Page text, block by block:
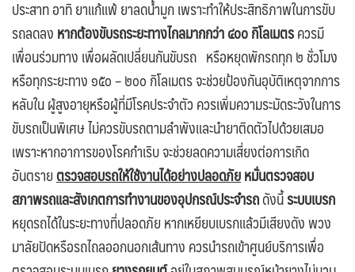
ประสาท อาทิ ยาแก้แพ้ ยาลดน้ำมูก เพราะทำให้ประสิทธิภาพในการขับ
รถลดลงหากต้องขับรถระยะทางไกลมากกว่า ๔๐๐ กิโลเมตรควรมี
เพื่อนร่วมทาง เพื่อผลัดเปลี่ยนกันขับรถ หรือหยุดพักรถทุก ๒ ชั่วโมง
หรือทุกระยะทาง ๑๕๐ – ๒๐๐ กิโลเมตร จะช่วยป้องกันอุบัติเหตุจากการ
หลับใน ผู้สูงอายุหรือผู้ที่มีโรคประจำตัว ควรเพิ่มความระมัดระวังในการ
ขับรถเป็นพิเศษ ไม่ควรขับรถตามลำพังและนำยาติดตัวไปด้วยเสมอ
เพราะหากอาการของโรคกำเริบ จะช่วยลดความเสี่ยงต่อการเกิด
อันตรายตรวจสอบรถให้ใช้งานได้อย่างปลอดภัยหมั่นตรวจสอบ
สภาพรถและสังเกตการทำงานของอุปกรณ์ประจำรถดังนี้ระบบเบรก
หยุดรถได้ในระยะทางที่ปลอดภัย หากเหยียบเบรกแล้วมีเสียงดัง พวง
มาลัยปัดหรือรถไถลออกนอกเส้นทาง ควรนำรถเข้าศูนย์บริการเพื่อ